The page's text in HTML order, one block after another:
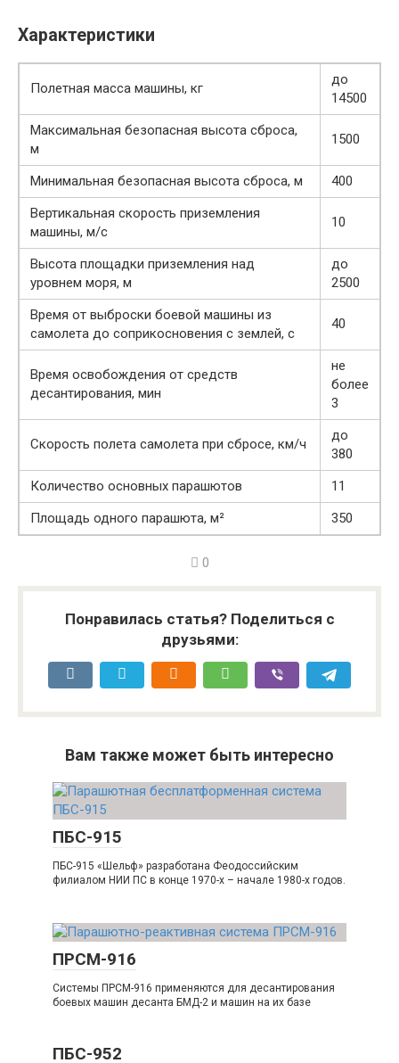
Характеристики
Полетная масса машины, кг
до
14500
Максимальная безопасная высота сброса,
м
1500
Минимальная безопасная высота сброса, м
400
Вертикальная скорость приземления
машины, м/с
10
Высота площадки приземления над
уровнем моря, м
до
2500
Время от выброски боевой машины из
самолета до соприкосновения с землей, с
40
Время освобождения от средств
десантирования, мин
не
более
3
Скорость полета самолета при сбросе, км/ч
до
380
Количество основных парашютов
11
Площадь одного парашюта, м²
350
0
Понравилась статья? Поделиться с
друзьями:
Вам также может быть интересно
ПБС-915
ПБС-915 «Шельф» разработана Феодоссийским
филиалом НИИ ПС в конце 1970-х – начале 1980-х годов.
ПРСМ-916
Системы ПРСМ-916 применяются для десантирования
боевых машин десанта БМД-2 и машин на их базе
ПБС-952